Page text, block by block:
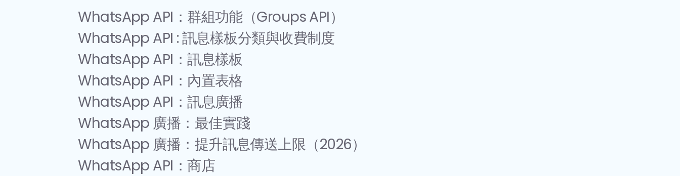
WhatsApp API：群組功能（Groups API）
WhatsApp API : 訊息樣板分類與收費制度
WhatsApp API：訊息樣板
WhatsApp API：內置表格
WhatsApp API：訊息廣播
WhatsApp 廣播：最佳實踐
WhatsApp 廣播：提升訊息傳送上限（2026）
WhatsApp API：商店